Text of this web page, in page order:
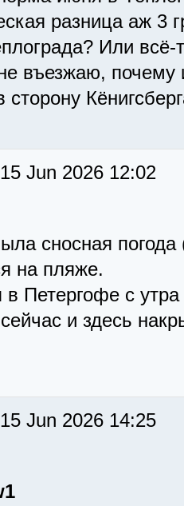
разница аж
Или всё-
въезжаю, почему
Jun 2026 12:02
сносная
на пляже.
в Петергофе с
и здесь
Jun 2026 14:25